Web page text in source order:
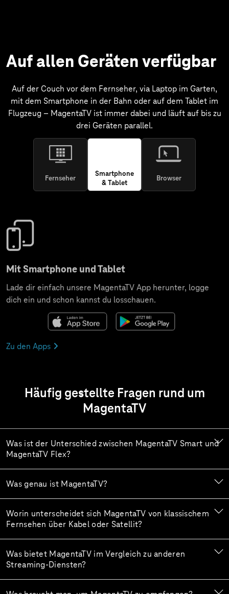
Auf allen Geräten verfügbar
Auf der Couch vor dem Fernseher, via Laptop im Garten,
mit dem Smartphone in der Bahn oder auf dem Tablet im
Flugzeug – MagentaTV ist immer dabei und läuft auf bis zu
drei Geräten parallel.
Fernseher
Smartphone
& Tablet
Browser
Mit Smartphone und Tablet
Lade dir einfach unsere MagentaTV App herunter, logge
dich ein und schon kannst du losschauen.
Zu den Apps
Häufig gestellte Fragen rund um
MagentaTV
Was ist der Unterschied zwischen MagentaTV Smart und
MagentaTV Flex?
Was genau ist MagentaTV?
Worin unterscheidet sich MagentaTV von klassischem
Fernsehen über Kabel oder Satellit?
Was bietet MagentaTV im Vergleich zu anderen
Streaming-Diensten?